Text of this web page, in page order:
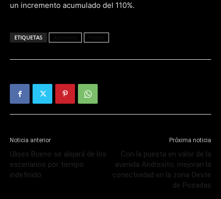
un incremento acumulado del 110%.
ETIQUETAS
Noticia anterior
Ulises Bueno se alejará de los
escenarios por tiempo
indefinido
Próxima noticia
Con la puesta en valor de la
avenida Andresito, mejoran la
conectividad en la zona Oeste
de Posadas